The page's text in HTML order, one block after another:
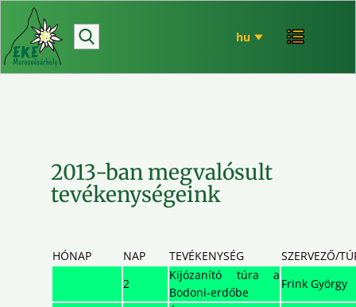
hírek
bemutatkozó
EKE történet
ökó
2013-ban megvalósult
tevékenységeink
HÓNAP NAP TEVÉKENYSÉG
SZERVEZŐ/
2
Kijózanító túra a
Bodoni-erdőbe
Frink György